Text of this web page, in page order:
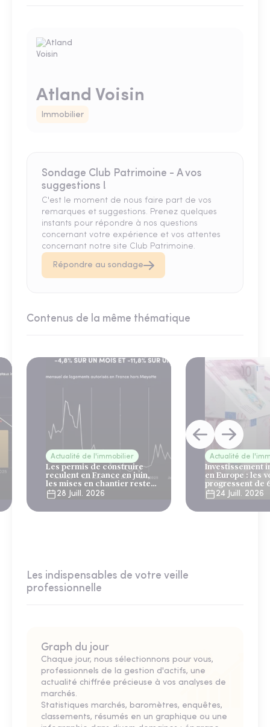
Atland Voisin
Immobilier
Sondage Club Patrimoine - A vos
suggestions !
C'est le moment de nous faire part de vos
remarques et suggestions. Prenez quelques
instants pour répondre à nos questions
concernant votre expérience et vos attentes
concernant notre site Club Patrimoine.
Répondre au sondage
Contenus de la même thématique
Actualité de l'immobilier
Les permis de construire
reculent en France en juin,
les mises en chantier restent
solides
28 Juill. 2026
Actualité de
Investissement
en Europe : les
progressent de
24 Juill. 2026
Les indispensables de votre veille
professionnelle
Graph du jour
Chaque jour, nous sélectionnons pour vous,
professionnels de la gestion d'actifs, une
actualité chiffrée précieuse à vos analyses de
marchés.
Statistiques marchés, baromètres, enquêtes,
classements, résumés en un graphique ou une